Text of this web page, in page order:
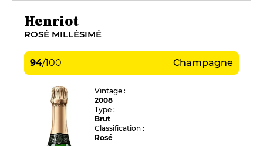
Henriot
ROSÉ MILLÉSIMÉ
94/100 Champagne
Vintage :
2008
Type :
Brut
Classification :
Rosé